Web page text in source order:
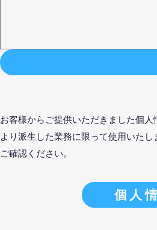
お客様からご提供いただきました個
より派生した業務に限って使用いた
ご確認ください。
個人